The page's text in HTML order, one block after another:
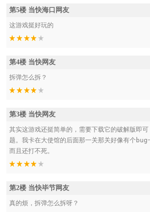
第5楼 当快海口网友
这游戏挺好玩的
第4楼 当快网友
拆弹怎么拆？
第3楼 当快网友
其实这游戏还挺简单的，需要下载它的破解版即
题。我卡在大使馆的后面那一关那关好像有个bug
而且还打不死。
第2楼 当快毕节网友
真的烦，拆弹怎么拆呀？